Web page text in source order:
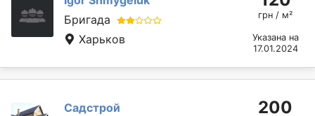
Бригада
Харьков
грн / м²
Указана на
17.01.2024
Садстрой
200